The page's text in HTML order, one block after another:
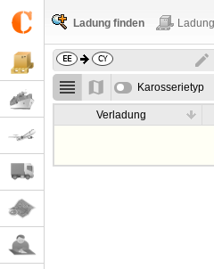
Ladung finden
Karosserietyp
Verladung